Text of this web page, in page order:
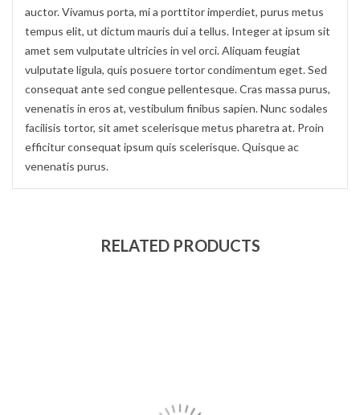
auctor. Vivamus porta, mi a porttitor imperdiet, purus metus
tempus elit, ut dictum mauris dui a tellus. Integer at ipsum sit
amet sem vulputate ultricies in vel orci. Aliquam feugiat
vulputate ligula, quis posuere tortor condimentum eget. Sed
consequat ante sed congue pellentesque. Cras massa purus,
venenatis in eros at, vestibulum finibus sapien. Nunc sodales
facilisis tortor, sit amet scelerisque metus pharetra at. Proin
efficitur consequat ipsum quis scelerisque. Quisque ac
venenatis purus.
RELATED PRODUCTS